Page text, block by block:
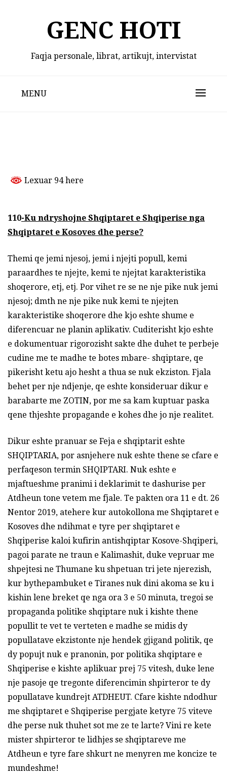
GENC HOTI
Faqja personale, librat, artikujt, intervistat
MENU
Lexuar 94 here
110-Ku ndryshojne Shqiptaret e Shqiperise nga
Shqiptaret e Kosoves dhe perse?
Themi qe jemi njesoj, jemi i njejti popull, kemi
paraardhes te njejte, kemi te njejtat karakteristika
shoqerore, etj, etj. Por vihet re se ne nje pike nuk jemi
njesoj; dmth ne nje pike nuk kemi te njejten
karakteristike shoqerore dhe kjo eshte shume e
diferencuar ne planin aplikativ. Cuditerisht kjo eshte
e dokumentuar rigorozisht sakte dhe duhet te perbeje
cudine me te madhe te botes mbare- shqiptare, qe
pikerisht ketu ajo hesht a thua se nuk ekziston. Fjala
behet per nje ndjenje, qe eshte konsideruar dikur e
barabarte me ZOTIN, por me sa kam kuptuar paska
qene thjeshte propagande e kohes dhe jo nje realitet.
Dikur eshte pranuar se Feja e shqiptarit eshte
SHQIPTARIA, por asnjehere nuk eshte thene se cfare e
perfaqeson termin SHQIPTARI. Nuk eshte e
mjaftueshme pranimi i deklarimit te dashurise per
Atdheun tone vetem me fjale. Te pakten ora 11 e dt. 26
Nentor 2019, atehere kur autokollona me Shqiptaret e
Kosoves dhe ndihmat e tyre per shqiptaret e
Shqiperise kaloi kufirin antishqiptar Kosove-Shqiperi,
pagoi parate ne traun e Kalimashit, duke vepruar me
shpejtesi ne Thumane ku shpetuan tri jete njerezish,
kur bythepambuket e Tiranes nuk dini akoma se ku i
kishin lene breket qe nga ora 3 e 50 minuta, tregoi se
propaganda politike shqiptare nuk i kishte thene
popullit te vet te verteten e madhe se midis dy
popullatave ekzistonte nje hendek gjigand politik, qe
dy popujt nuk e pranonin, por politika shqiptare e
Shqiperise e kishte aplikuar prej 75 vitesh, duke lene
nje pasoje qe tregonte diferencimin shpirteror te dy
popullatave kundrejt ATDHEUT. Cfare kishte ndodhur
me shqiptaret e Shqiperise pergjate ketyre 75 viteve
dhe perse nuk thuhet sot me ze te larte? Vini re kete
mister shpirteror te lidhjes se shqiptareve me
Atdheun e tyre fare shkurt ne menyren me koncize te
mundeshme!